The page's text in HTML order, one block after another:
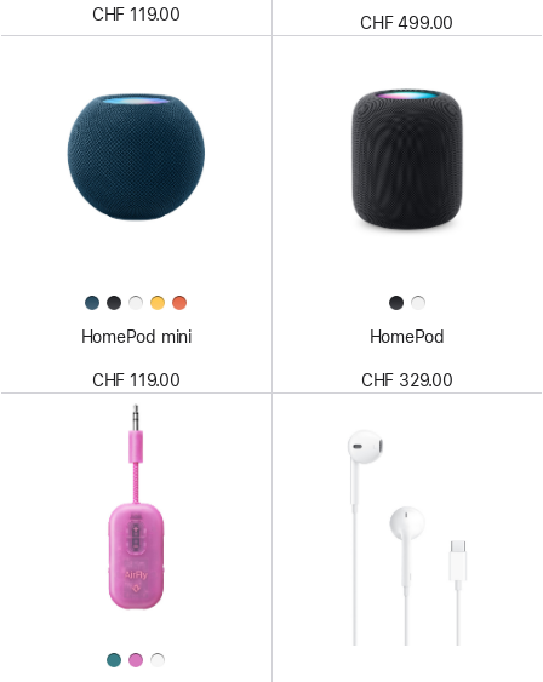
CHF 119.00 CHF 499.00
HomePod mini
CHF 119.00
HomePod
CHF 329.00